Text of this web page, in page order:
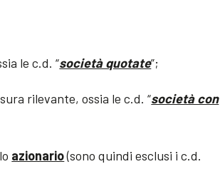
le c.d. “società quotate”;
rilevante, ossia le c.d. “società con
azionario(sono quindi esclusi i c.d.